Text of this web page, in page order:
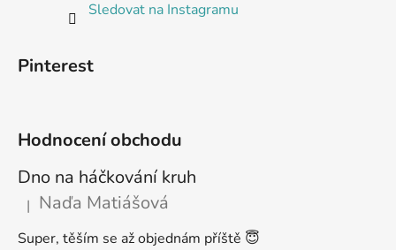
Sledovat na Instagramu
Pinterest
Hodnocení obchodu
Dno na háčkování kruh
Hodnocení produktu je 5 z 5 hvězdiček.
| Naďa Matiášová
Super, těším se až objednám příště 😇